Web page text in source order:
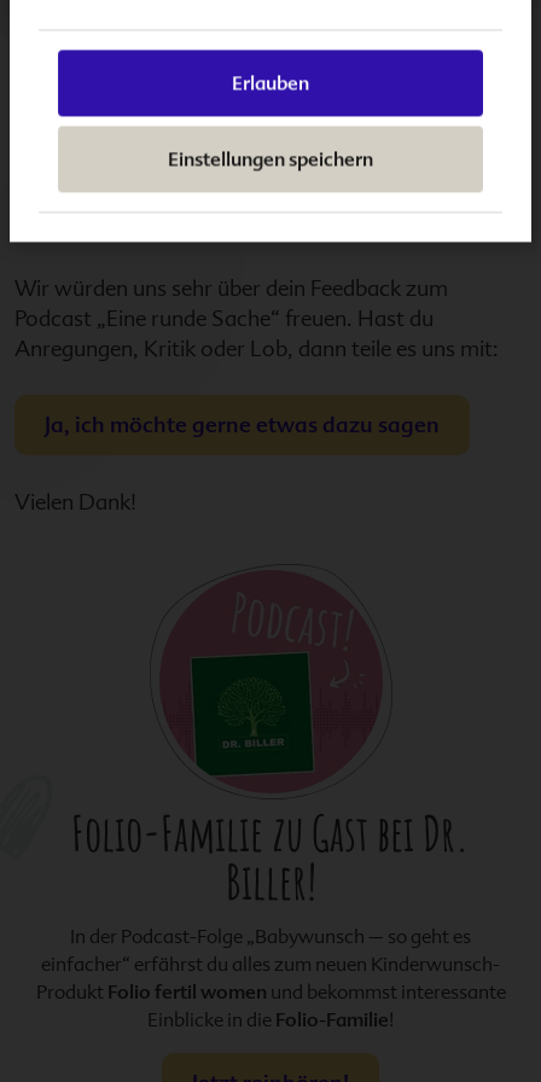
Erlauben
Einstellungen speichern
Ernährungsform für dein Baby ist.
Jetzt anhören >>
Gib uns dein Feedback!
Wir würden uns sehr über dein Feedback zum
Podcast „Eine runde Sache“ freuen. Hast du
Anregungen, Kritik oder Lob, dann teile es uns mit:
Ja, ich möchte gerne etwas dazu sagen
Vielen Dank!
Folio-Familie zu Gast bei Dr.
Biller!
In der Podcast-Folge „Babywunsch – so geht es
einfacher“ erfährst du alles zum neuen Kinderwunsch-
Produkt Folio fertil women und bekommst interessante
Einblicke in die Folio-Familie!